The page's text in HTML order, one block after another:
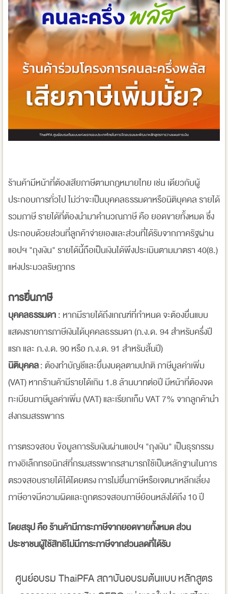
ร้านค้ามีหน้าที่ต้องเสียภาษีตามกฎหมายไทย เช่น เดียวกับผู้
ประกอบการทั่วไป ไม่ว่าจะเป็นบุคคลธรรมดาหรือนิติบุคคล รายได้
รวมภาษี รายได้ที่ต้องนำมาคำนวณภาษี คือ ยอดขายทั้งหมด ซึ่ง
ประกอบด้วยส่วนที่ลูกค้าจ่ายเองและส่วนที่ได้รับจากภาครัฐผ่าน
แอปฯ "ถุงเงิน" รายได้นี้ถือเป็นเงินได้พึงประเมินตามมาตรา 40(8.)
แห่งประมวลรัษฎากร
การยื่นภาษี
บุคคลธรรมดา: หากมีรายได้ถึงเกณฑ์ที่กำหนด จะต้องยื่นแบบ
แสดงรายการภาษีเงินได้บุคคลธรรมดา (ภ.ง.ด. 94 สำหรับครึ่งปี
แรก และ ภ.ง.ด. 90 หรือ ภ.ง.ด. 91 สำหรับสิ้นปี)
นิติบุคคล: ต้องทำบัญชีและยื่นงบดุลตามปกติ ภาษีมูลค่าเพิ่ม
(VAT) หากร้านค้ามีรายได้เกิน 1.8 ล้านบาทต่อปี มีหน้าที่ต้องจด
ทะเบียนภาษีมูลค่าเพิ่ม (VAT) และเรียกเก็บ VAT 7% จากลูกค้านำ
ส่งกรมสรรพากร
การตรวจสอบ ข้อมูลการรับเงินผ่านแอปฯ "ถุงเงิน" เป็นธุรกรรม
ทางอิเล็กทรอนิกส์ที่กรมสรรพากรสามารถใช้เป็นหลักฐานในการ
ตรวจสอบรายได้ได้โดยตรง การไม่ยื่นภาษีหรือเจตนาหลีกเลี่ยง
ภาษีอาจมีความผิดและถูกตรวจสอบภาษีย้อนหลังได้ถึง 10 ปี
โดยสรุป คือ ร้านค้ามีภาระภาษีจากยอดขายทั้งหมด ส่วน
ประชาชนผู้ใช้สิทธิไม่มีภาระภาษีจากส่วนลดที่ได้รับ
ศูนย์อบรม ThaiPFA สถาบันอบรมต้นแบบ หลักสูตร